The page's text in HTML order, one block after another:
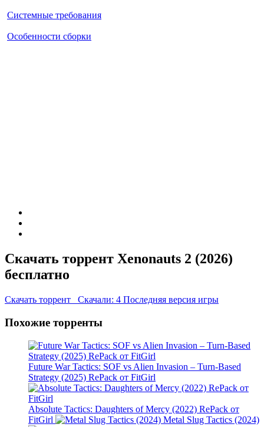
Системные требования
Особенности сборки
Скачать торрент Xenonauts 2 (2026)
бесплатно
Скачать торрент Скачали: 4 Последняя версия игры
Похожие торренты
Future War Tactics: SOF vs Alien Invasion – Turn-Based
Strategy (2025) RePack от FitGirl
Absolute Tactics: Daughters of Mercy (2022) RePack от
FitGirl
Metal Slug Tactics (2024)